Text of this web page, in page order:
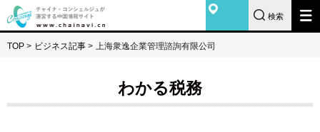
検索
TOP > ビジネス記事 > 上海衆逸企業管理諮詢有限公司
わかる税務